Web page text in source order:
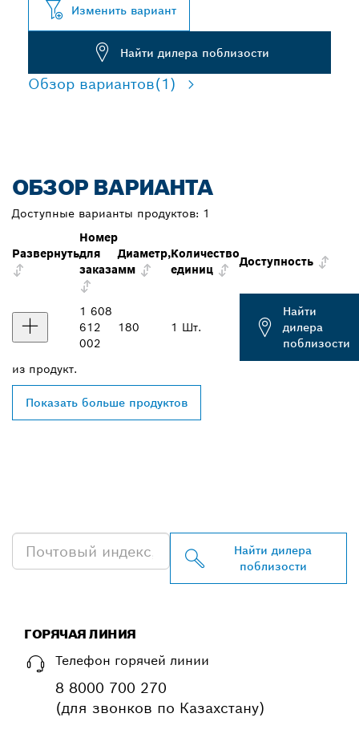
Изменить вариант
Найти дилера поблизости
Обзор вариантов(1)
ОБЗОР ВАРИАНТА
Доступные варианты продуктов: 1
Развернуть
Номер
для
заказа
Диаметр,
мм
Количество
единиц
Доступность
1 608
612
002
180 1 Шт.
Найти
дилера
поблизости
из продукт.
Показать больше продуктов
Найти дилера
поблизости
ГОРЯЧАЯ ЛИНИЯ
Телефон горячей линии
8 8000 700 270
(для звонков по Казахстану)